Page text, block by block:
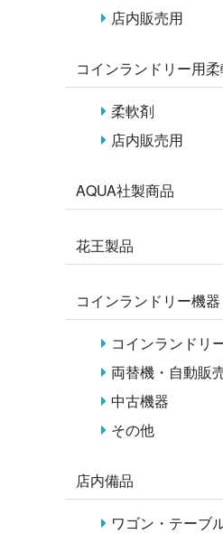
店内販売用
コインランドリー用
柔軟剤
店内販売用
AQUA社製商品
花王製品
コインランドリー機器
コインランドリ
両替機・自動販
中古機器
その他
店内備品
ワゴン・テーブ